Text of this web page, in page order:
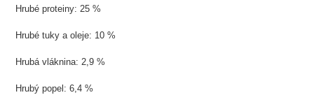
Hrubé proteiny: 25 %
Hrubé tuky a oleje: 10 %
Hrubá vláknina: 2,9 %
Hrubý popel: 6,4 %